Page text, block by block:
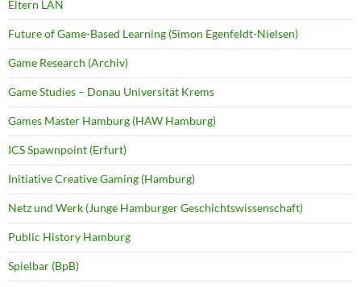
Eltern LAN
Future of Game-Based Learning (Simon Egenfeldt-Nielsen)
Game Research (Archiv)
Game Studies – Donau Universität Krems
Games Master Hamburg (HAW Hamburg)
ICS Spawnpoint (Erfurt)
Initiative Creative Gaming (Hamburg)
Netz und Werk (Junge Hamburger Geschichtswissenschaft)
Public History Hamburg
Spielbar (BpB)